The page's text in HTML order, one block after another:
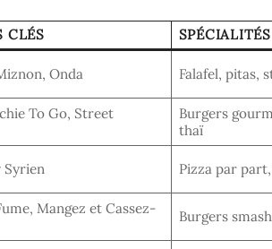
CLÉS SPÉCIALITÉS
Onda Falafel, pitas,
To Go, Street
Burgers
thaï
Syrien Pizza par
Mangez et Cassez-
Burgers